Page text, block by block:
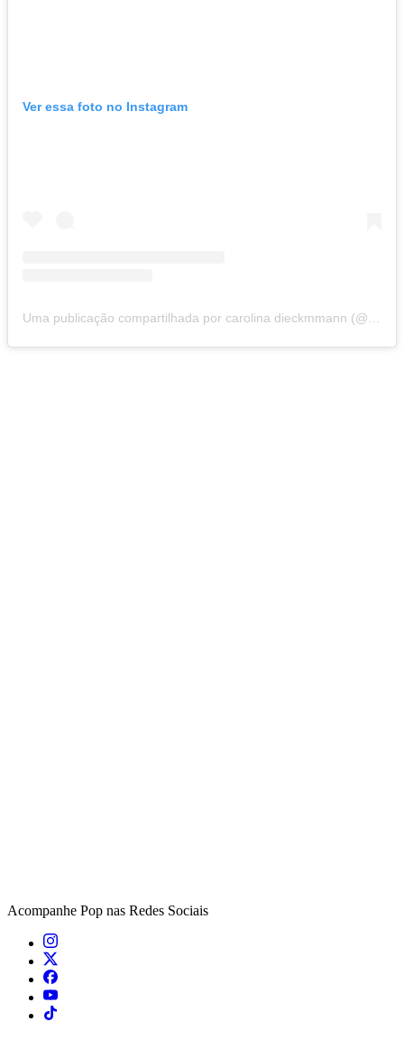
Ver essa foto no Instagram
Uma publicação compartilhada por carolina dieckmmann (@loracarola)
Acompanhe Pop nas Redes Sociais